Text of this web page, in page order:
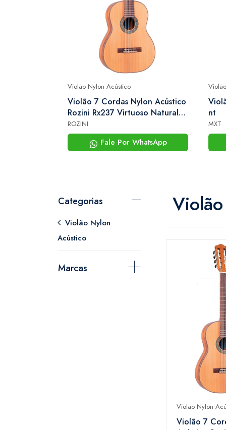
Violão Nylon Acústico
Violão 7 Cordas Nylon Acústico
Rozini Rx237 Virtuoso Natural
Cedro Canadense
ROZINI
Fale Por WhatsApp
nt
MXT
Categorias
Violão Nylon
Acústico
Marcas
Violão Nylon
Violão 7